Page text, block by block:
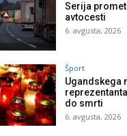
Serija
avtocesti
6. avgusta, 2026
Šport
Ugandskega
do smrti
6. avgusta, 2026